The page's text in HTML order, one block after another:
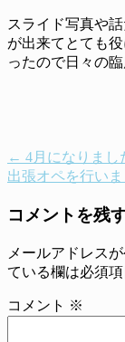
スライド写真や
が出来てとても
ったので日々の
← 4月になりまし
出張オペを行いま
コメントを残
メールアドレス
ている欄は必須
コメント ※